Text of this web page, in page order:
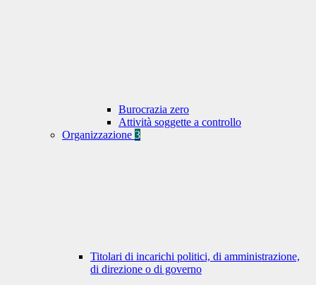
Burocrazia zero
Attività soggette a controllo
Organizzazione 3
Titolari di incarichi politici, di amministrazione,
di direzione o di governo